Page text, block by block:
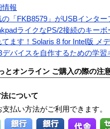
情報
の「FKB8579」がUSBインタ
ライクなPS/2接続のキーボ
てます！Solaris 8 for Intel版 メ
デバイスを自作するための学習
とオンライン ご購入の際の注
について
支払い方法がご利用できます。